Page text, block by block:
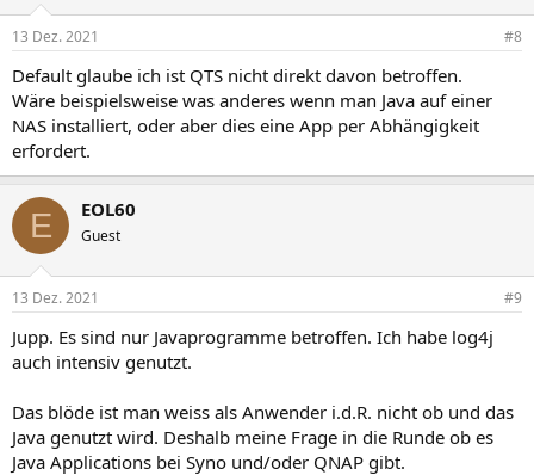
e
:
13 Dez. 2021 #8
Default glaube ich ist QTS nicht direkt davon betroffen.
Wäre beispielsweise was anderes wenn man Java auf einer
NAS installiert, oder aber dies eine App per Abhängigkeit
erfordert.
E EOL60
Guest
13 Dez. 2021 #9
Jupp. Es sind nur Javaprogramme betroffen. Ich habe log4j
auch intensiv genutzt.
Das blöde ist man weiss als Anwender i.d.R. nicht ob und das
Java genutzt wird. Deshalb meine Frage in die Runde ob es
Java Applications bei Syno und/oder QNAP gibt.